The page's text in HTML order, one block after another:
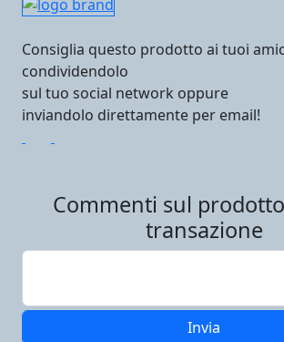
Consiglia questo prodotto ai tuoi
condividendolo
sul tuo social network oppure
inviandolo direttamente per email!
Commenti sul
transazione